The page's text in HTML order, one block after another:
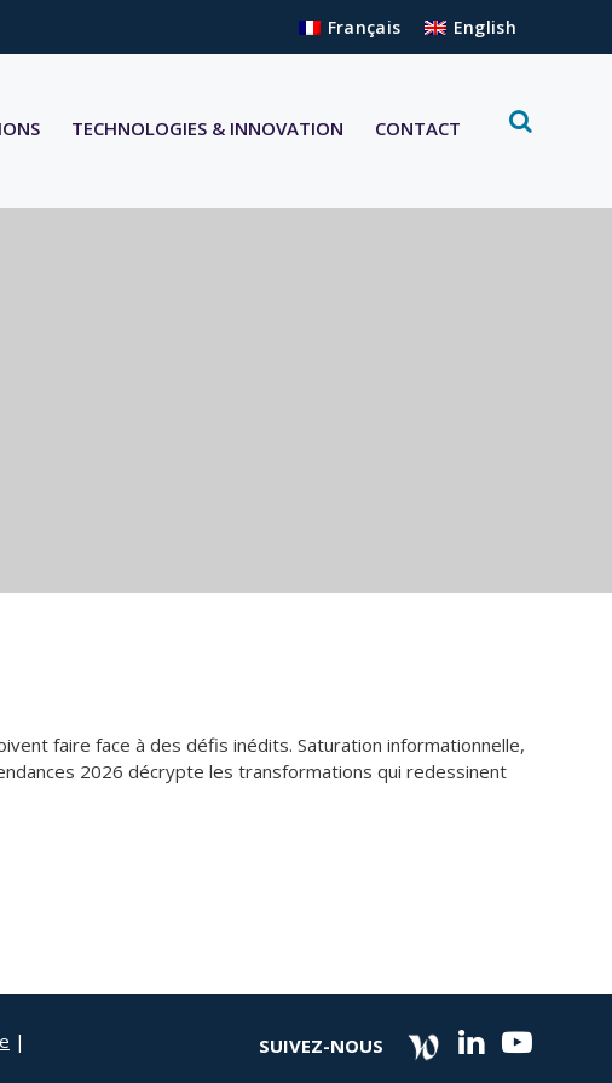
Français English
TECHNOLOGIES & INNOVATION CONTACT
faire face à des défis inédits. Saturation informationnelle,
2026 décrypte les transformations qui redessinent
| SUIVEZ-NOUS